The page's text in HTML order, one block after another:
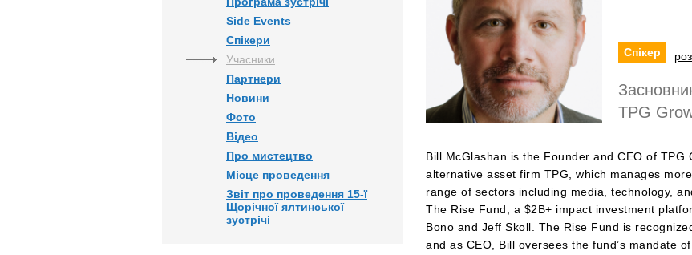
Side Events
Спікери
Учасники
Партнери
Новини
Фото
Відео
Про мистецтво
Місце проведення
Звіт про проведення 15-ї
Щорічної ялтинської
зустрічі
Спікер
TPG
Bill McGlashan is the Founder and CEO of
alternative asset firm TPG, which manages
range of sectors including media, technology,
The Rise Fund, a $2B+ impact investment
Bono and Jeff Skoll. The Rise Fund is
and as CEO, Bill oversees the fund’s mandate